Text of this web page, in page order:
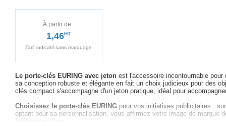
À partir de :
1,46HT
Tarif indicatif sans marquage
Le porte-clés EURING avec jeton est l'accessoire incontournable
sa conception robuste et élégante en fait un choix judicieux pour des
clés compact s'accompagne d'un jeton pratique, idéal pour
Choisissez le porte-clés EURING pour vos initiatives publicitaires :
optant pour sa personnalisation, vous affirmez votre image de marque
fidélisation client.